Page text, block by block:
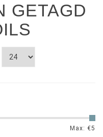
GETAGD
Max: €5